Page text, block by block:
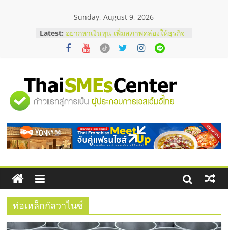
Sunday, August 9, 2026
Latest: อยากหาเงินทุน เพิ่มสภาพคล่องให้ธุรกิจ
เริ่มยังไงให้ผ่านฉลุย
สัมมนาออนไลน์ โอกาสบริหารสถานี
ThaiFranchise Meet Up จับคู่แฟรน
ไชส์ ครั้งที่ 8
ร้านเครื่องเสียงคุณภาพสูง พร้อม
บริษัท Cybersecurity ในไทยที่ไหนดี?
วิธีเลือกผู้ให้บริการให้คุ้มค่าและตอบ
โจทย์ธุรกิจ
"ศูนย์
รวม
ข้อมูล
ธุรกิจ
SME
ท่อเหล็กกัลวาไนซ์